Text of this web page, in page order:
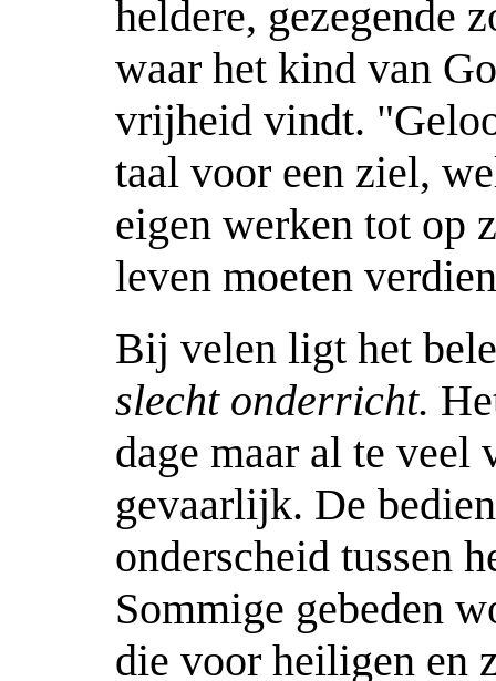
heldere, gezegende
waar het kind van
vrijheid vindt.
taal voor een ziel,
eigen werken tot op
leven moeten
Bij velen ligt het
slecht onderricht.
dage maar al te veel
gevaarlijk. De
onderscheid tussen
Sommige gebeden
die voor heiligen en